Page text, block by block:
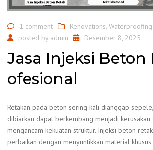
1 comment Renovations,
posted by admin Desember 8, 2025
Jasa Injeksi Beton
ofesional
Retakan pada beton sering kali dianggap
dibiarkan dapat berkembang menjadi kerusakan
mengancam kekuatan struktur. Injeksi beton
perbaikan dengan menyuntikkan material